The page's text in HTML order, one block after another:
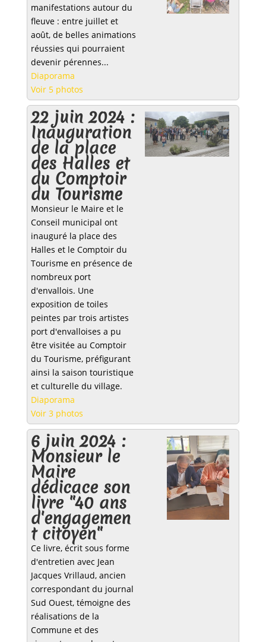
manifestations autour du
fleuve : entre juillet et
août, de belles animations
réussies qui pourraient
devenir pérennes...
Diaporama
Voir 5 photos
22 juin 2024 :
Inauguration
de la place
des Halles et
du Comptoir
du Tourisme
Monsieur le Maire et le
Conseil municipal ont
inauguré la place des
Halles et le Comptoir du
Tourisme en présence de
nombreux port
d'envallois. Une
exposition de toiles
peintes par trois artistes
port d'envalloises a pu
être visitée au Comptoir
du Tourisme, préfigurant
ainsi la saison touristique
et culturelle du village.
Diaporama
Voir 3 photos
6 juin 2024 :
Monsieur le
Maire
dédicace son
livre "40 ans
d'engagemen
t citoyen"
Ce livre, écrit sous forme
d'entretien avec Jean
Jacques Vrillaud, ancien
correspondant du journal
Sud Ouest, témoigne des
réalisations de la
Commune et des